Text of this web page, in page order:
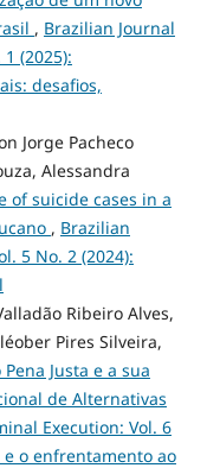
, Brazilian Journal
(2025):
desafios,
Jorge Pacheco
Alessandra
of suicide cases in a
, Brazilian
5 No. 2 (2024):
Ribeiro Alves,
Pires Silveira,
Pena Justa e a sua
de Alternativas
Execution: Vol. 6
e o enfrentamento ao